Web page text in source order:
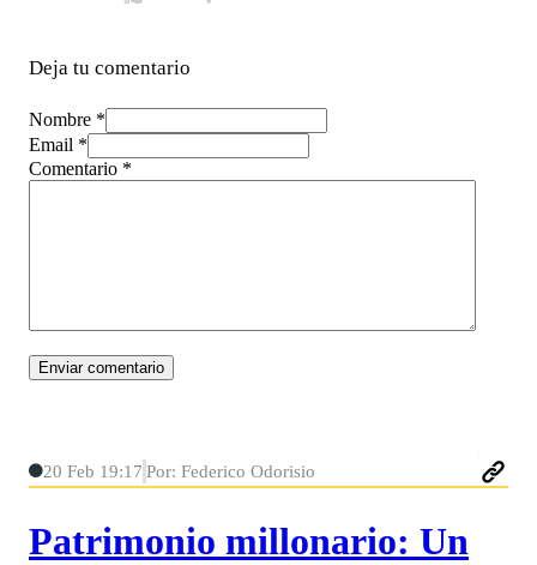
Deja tu comentario
Nombre *
Email *
Comentario *
20 Feb 19:17 Por: Federico Odorisio
Patrimonio millonario: Un